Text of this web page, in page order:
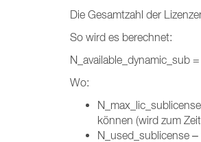
Die Gesamtzahl der
So wird es berechnet:
N_available_dynamic_sub
Wo:
können (wird zum
N_used_sublicense